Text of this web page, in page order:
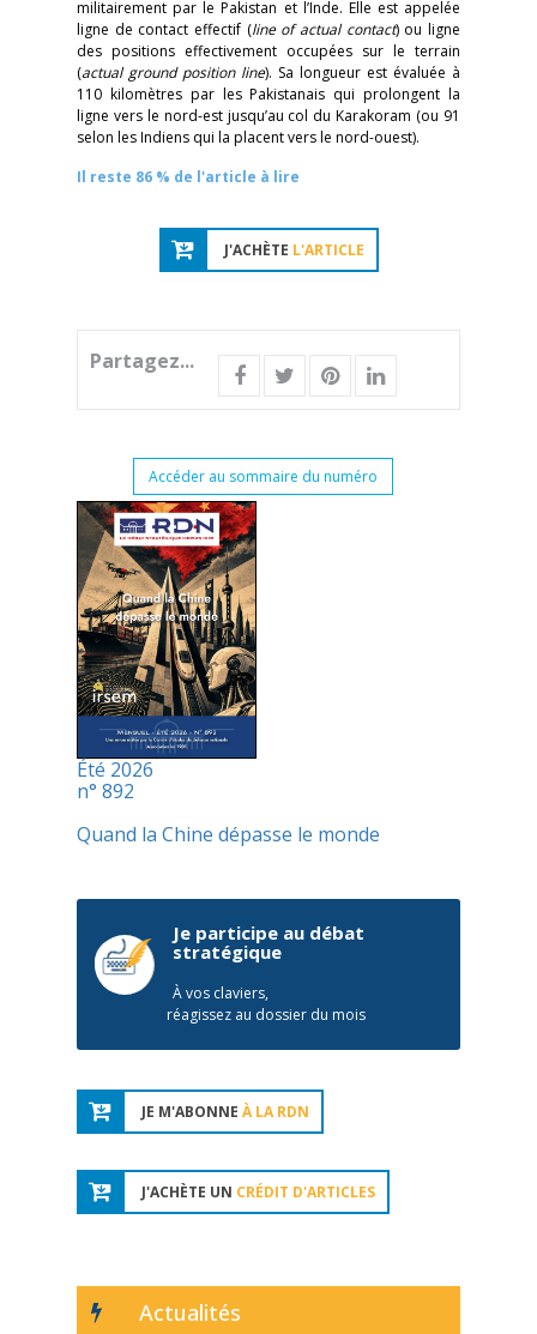
militairement par le Pakistan et l’Inde. Elle est appelée
ligne de contact effectif (line of actual contact) ou ligne
des positions effectivement occupées sur le terrain
(actual ground position line). Sa longueur est évaluée à
110 kilomètres par les Pakistanais qui prolongent la
ligne vers le nord-est jusqu’au col du Karakoram (ou 91
selon les Indiens qui la placent vers le nord-ouest).
Il reste 86 % de l'article à lire
J'ACHÈTE L'ARTICLE
Partagez...
Accéder au sommaire du numéro
Été 2026
n° 892
Quand la Chine dépasse le monde
Je participe au débat
stratégique
À vos claviers,
réagissez au dossier du mois
JE M'ABONNE À LA RDN
J'ACHÈTE UN CRÉDIT D'ARTICLES
Actualités